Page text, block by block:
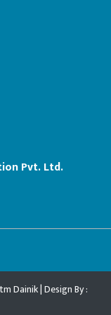
Pvt. Ltd.
Dainik | Design By :